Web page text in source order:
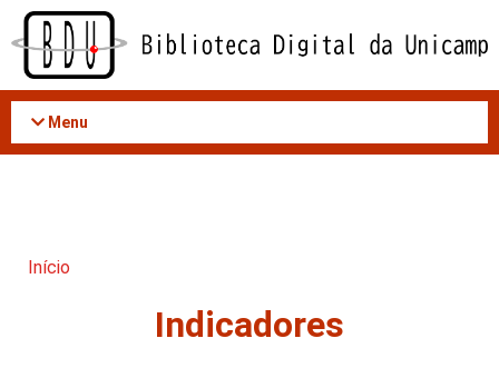
Acessar
conteúdo
Menu
Início
Indicadores